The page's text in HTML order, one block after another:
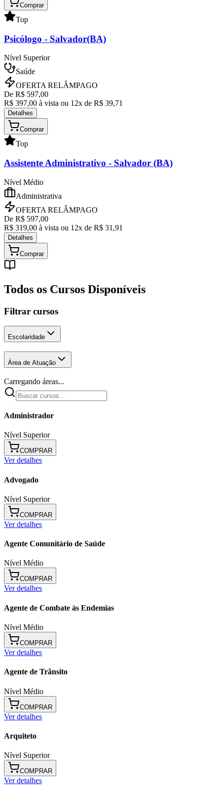
Comprar
Top
Psicólogo - Salvador(BA)
Nível Superior
Saúde
OFERTA RELÂMPAGO
De R$ 597,00
R$ 397,00 à vista ou 12x de R$ 39,71
Detalhes
Comprar
Top
Assistente Administrativo - Salvador (BA)
Nível Médio
Administrativa
OFERTA RELÂMPAGO
De R$ 597,00
R$ 319,00 à vista ou 12x de R$ 31,91
Detalhes
Comprar
Todos os Cursos Disponíveis
Filtrar cursos
Escolaridade
Área de Atuação
Carregando áreas...
Administrador
Nível Superior
COMPRAR
Ver detalhes
Advogado
Nível Superior
COMPRAR
Ver detalhes
Agente Comunitário de Saúde
Nível Médio
COMPRAR
Ver detalhes
Agente de Combate às Endemias
Nível Médio
COMPRAR
Ver detalhes
Agente de Trânsito
Nível Médio
COMPRAR
Ver detalhes
Arquiteto
Nível Superior
COMPRAR
Ver detalhes